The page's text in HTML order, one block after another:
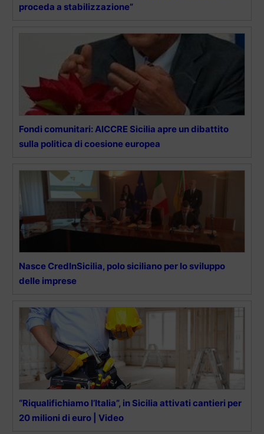
proceda a stabilizzazione”
Fondi comunitari: AICCRE Sicilia apre un dibattito
sulla politica di coesione europea
Nasce CredInSicilia, polo siciliano per lo sviluppo
delle imprese
“Riqualifichiamo l’Italia”, in Sicilia attivati cantieri per
20 milioni di euro | Video